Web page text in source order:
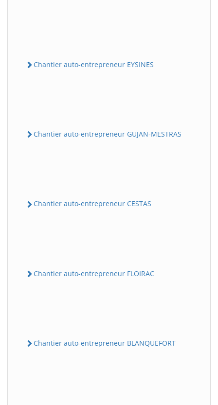
Chantier auto-entrepreneur EYSINES
Chantier auto-entrepreneur GUJAN-MESTRAS
Chantier auto-entrepreneur CESTAS
Chantier auto-entrepreneur FLOIRAC
Chantier auto-entrepreneur BLANQUEFORT